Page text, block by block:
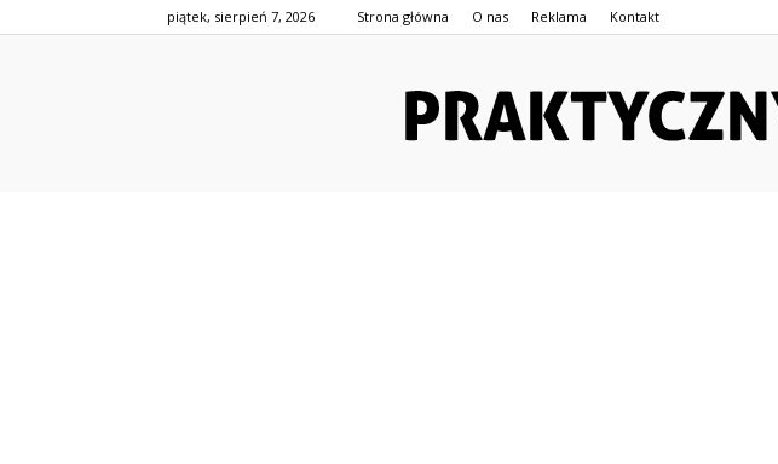
piątek, sierpień 7, 2026 Strona główna O nas Reklama Kontakt